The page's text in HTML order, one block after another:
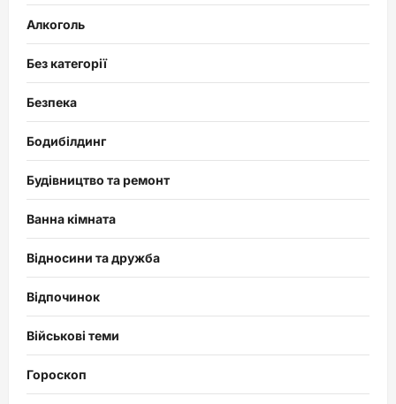
Алкоголь
Без категорії
Безпека
Бодибілдинг
Будівництво та ремонт
Ванна кімната
Відносини та дружба
Відпочинок
Військові теми
Гороскоп